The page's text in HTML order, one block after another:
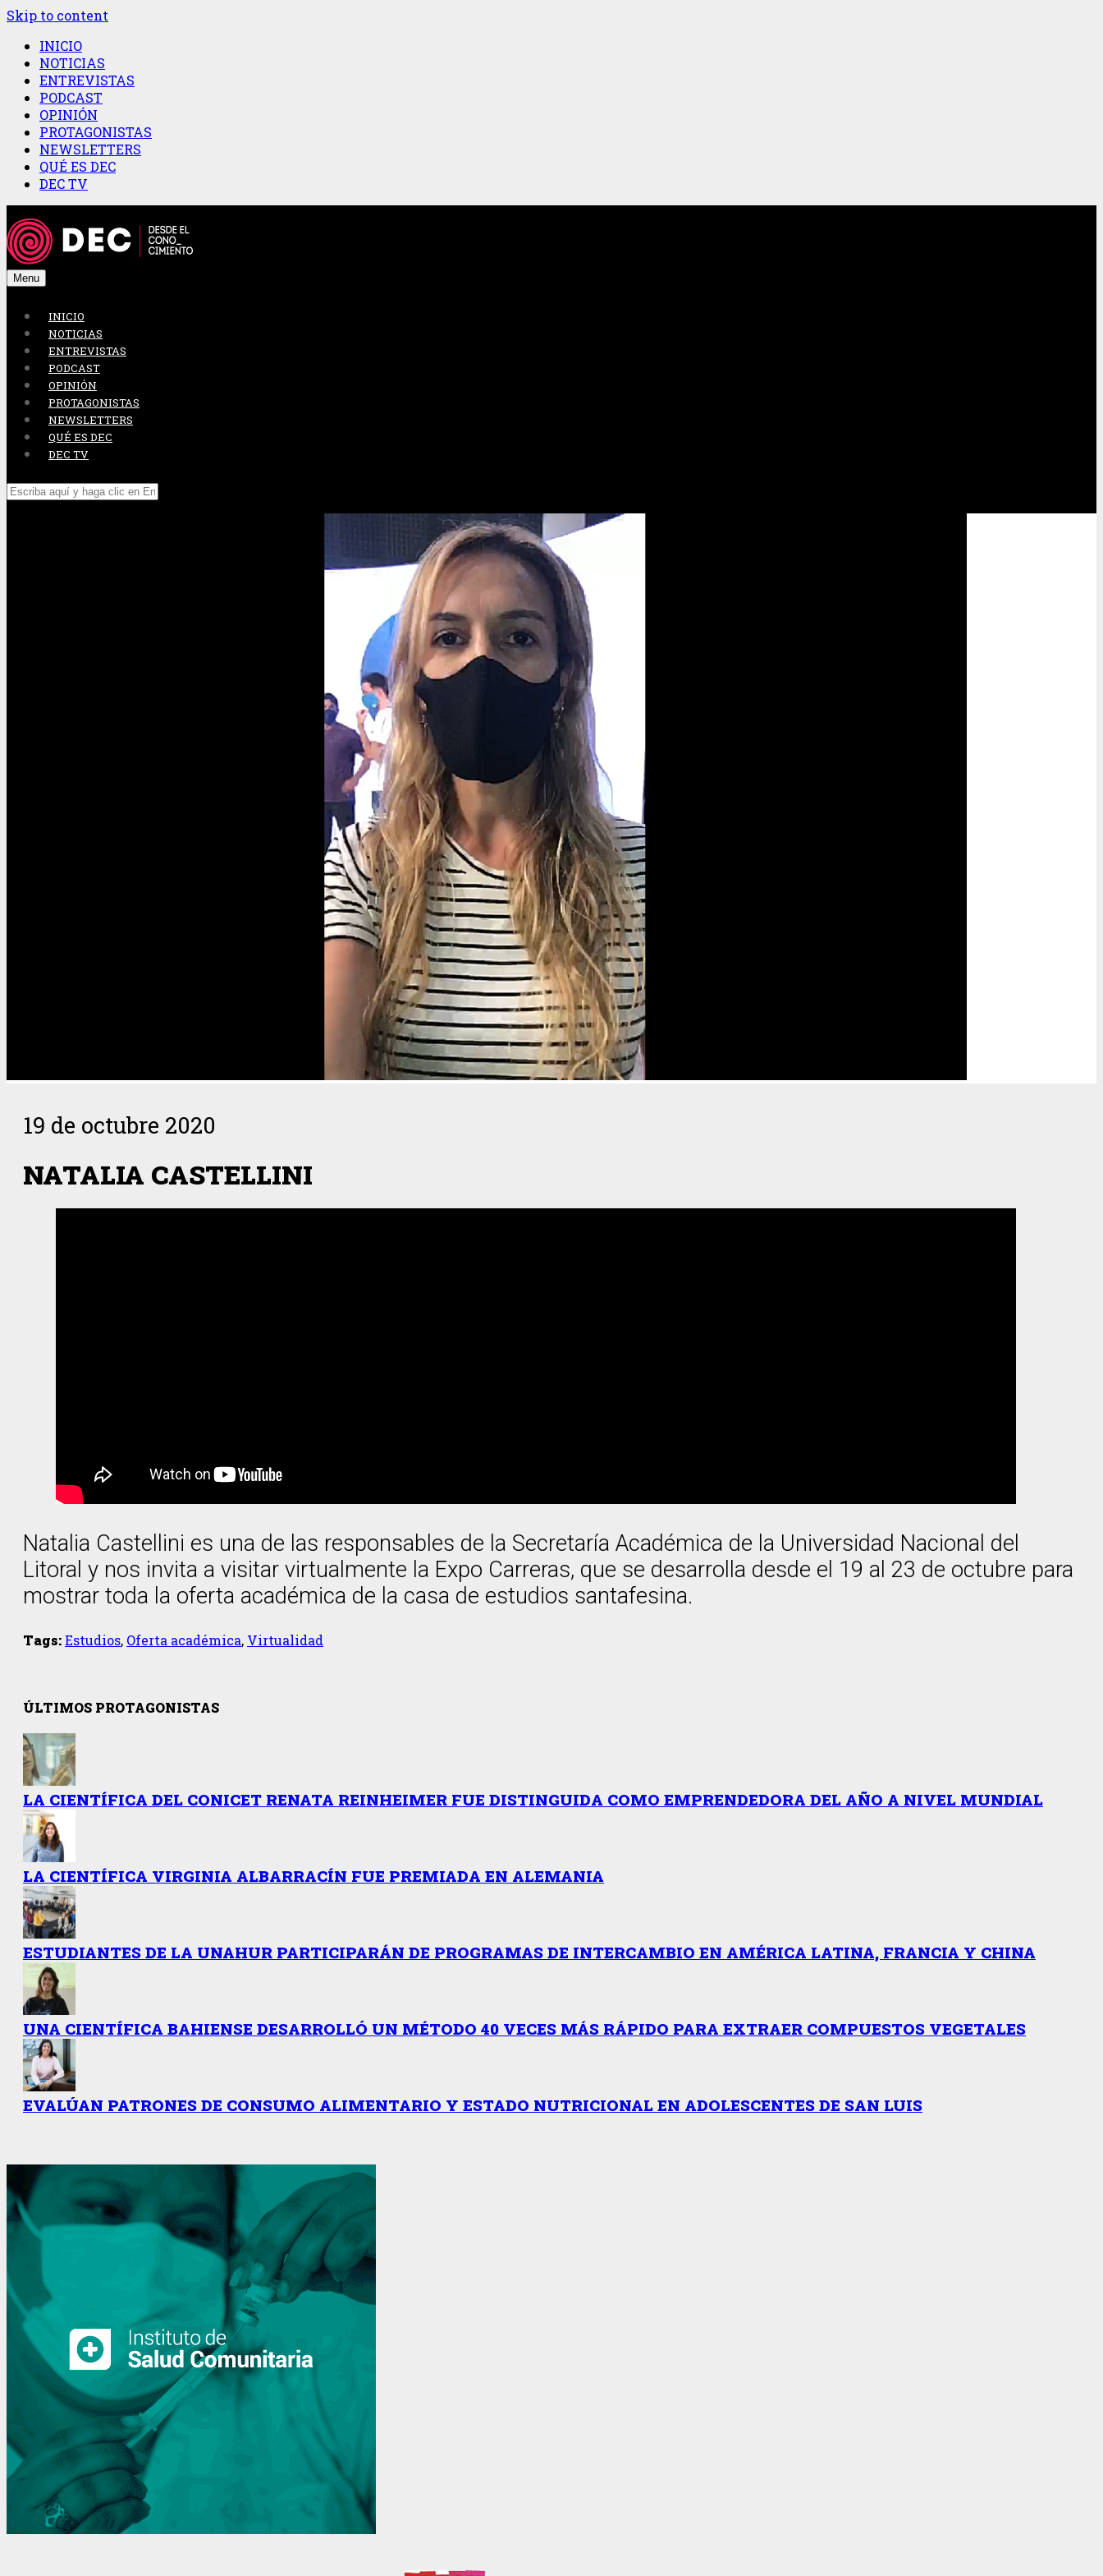
Skip to content
INICIO
NOTICIAS
ENTREVISTAS
PODCAST
OPINIÓN
PROTAGONISTAS
NEWSLETTERS
QUÉ ES DEC
DEC TV
Menu
INICIO
NOTICIAS
ENTREVISTAS
PODCAST
OPINIÓN
PROTAGONISTAS
NEWSLETTERS
QUÉ ES DEC
DEC TV
19 de octubre 2020
NATALIA CASTELLINI
Natalia Castellini es una de las responsables de la Secretaría Académica de la Universidad Nacional del
Litoral y nos invita a visitar virtualmente la Expo Carreras, que se desarrolla desde el 19 al 23 de octubre para
mostrar toda la oferta académica de la casa de estudios santafesina.
Tags:Estudios, Oferta académica, Virtualidad
ÚLTIMOS PROTAGONISTAS
LA CIENTÍFICA DEL CONICET RENATA REINHEIMER FUE DISTINGUIDA COMO EMPRENDEDORA DEL AÑO A NIVEL MUNDIAL
LA CIENTÍFICA VIRGINIA ALBARRACÍN FUE PREMIADA EN ALEMANIA
ESTUDIANTES DE LA UNAHUR PARTICIPARÁN DE PROGRAMAS DE INTERCAMBIO EN AMÉRICA LATINA, FRANCIA Y CHINA
UNA CIENTÍFICA BAHIENSE DESARROLLÓ UN MÉTODO 40 VECES MÁS RÁPIDO PARA EXTRAER COMPUESTOS VEGETALES
EVALÚAN PATRONES DE CONSUMO ALIMENTARIO Y ESTADO NUTRICIONAL EN ADOLESCENTES DE SAN LUIS